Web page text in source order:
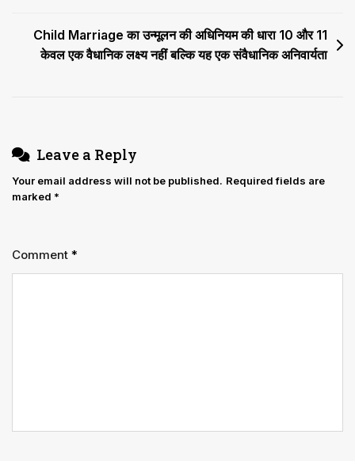
दंड
हाईकोर्ट
Child Marriage का उन्मूलन की अधिनियम की धारा 10 और 11
केवल एक वैधानिक लक्ष्य नहीं बल्कि यह एक संवैधानिक अनिवार्यता
Leave a Reply
Your email address will not be published. Required fields are
marked *
Comment *